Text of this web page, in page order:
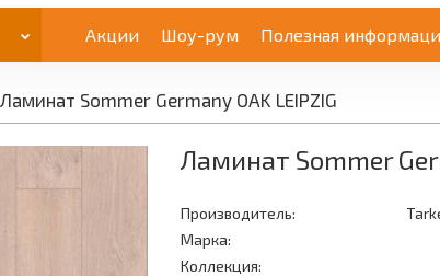
Акции Шоу-рум Полезная
Ламинат Sommer Germany OAK LEIPZIG
Ламинат Sommer
Производитель:
Марка:
Коллекция: